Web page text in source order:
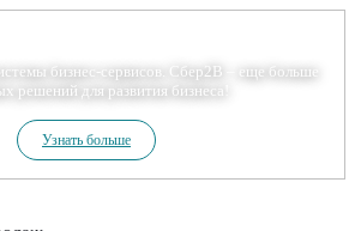
бизнес-сервисов. Сбер2В – еще больше
решений для развития бизнеса!
Узнать больше